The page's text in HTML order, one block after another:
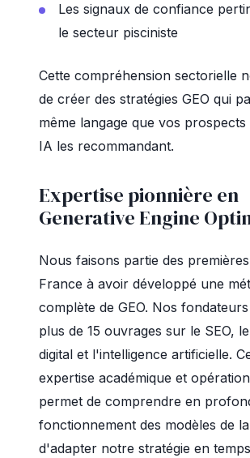
Les signaux de confiance
le secteur pisciniste
Cette compréhension sectorielle
de créer des stratégies GEO qui
même langage que vos prospects
IA les recommandant.
Expertise pionnière en
Generative Engine
Nous faisons partie des
France à avoir développé une
complète de GEO. Nos
plus de 15 ouvrages sur le SEO,
digital et l'intelligence artificielle.
expertise académique et
permet de comprendre en
fonctionnement des modèles de
d'adapter notre stratégie en